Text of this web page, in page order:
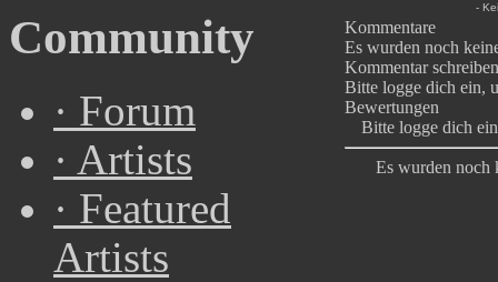
Community
· Forum
· Artists
· Featured
Artists
-
Kommentare
Es wurden noch
Kommentar schreiben
Bitte logge dich ein,
Bewertungen
Bitte logge dich
Es wurden noch